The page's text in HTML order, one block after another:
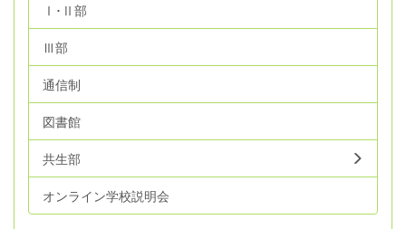
Ⅰ･Ⅱ部
Ⅲ部
通信制
図書館
共生部
オンライン学校説明会